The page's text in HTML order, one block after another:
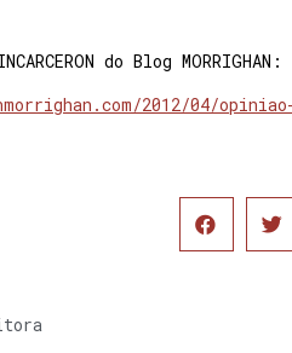
do Blog MORRIGHAN:
2012/04/